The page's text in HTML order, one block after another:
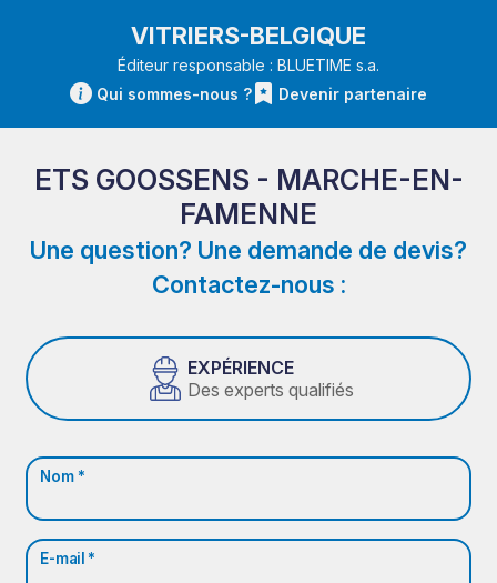
VITRIERS-BELGIQUE
Éditeur responsable : BLUETIME s.a.
Qui sommes-nous ?
Devenir partenaire
ETS GOOSSENS - MARCHE-EN-
FAMENNE
Une question? Une demande de devis?
Contactez-nous :
EXPÉRIENCE
Des experts qualifiés
Nom *
E-mail *